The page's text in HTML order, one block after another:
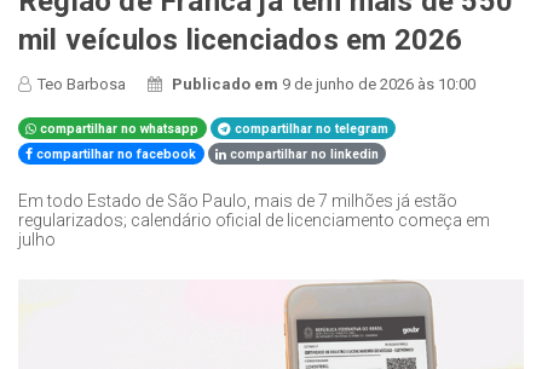
mil veículos licenciados em 2026
Teo Barbosa Publicado em 9 de junho de 2026 às 10:00
compartilhar no whatsapp
compartilhar no telegram
compartilhar no facebook
compartilhar no linkedin
Em todo Estado de São Paulo, mais de 7 milhões já estão
regularizados; calendário oficial de licenciamento começa em
julho